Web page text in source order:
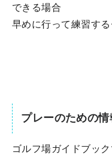
できる場合
早めに行って練習する
プレーのための情
ゴルフ場ガイドブッ